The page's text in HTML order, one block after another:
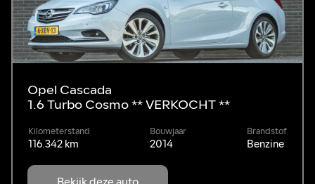
Opel Cascada
1.6 Turbo Cosmo ** VERKOCHT **
Kilometerstand
116.342 km
Bouwjaar
2014
Brandstof
Benzine